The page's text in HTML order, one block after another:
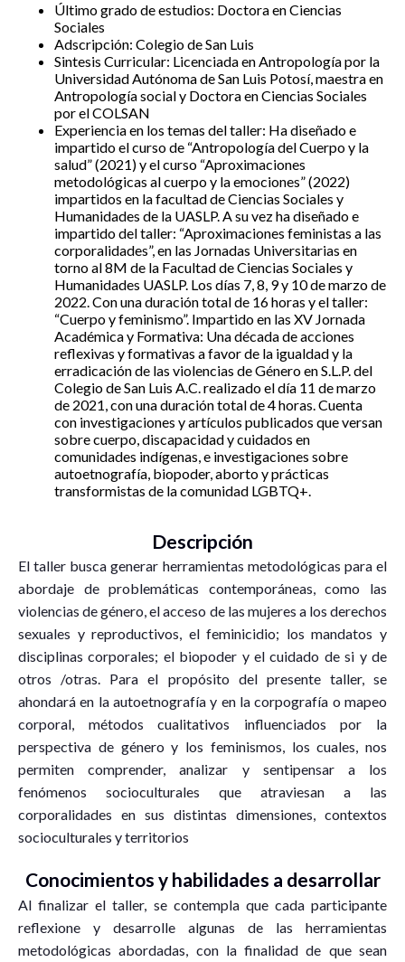
Último grado de estudios: Doctora en Ciencias
Sociales
Adscripción: Colegio de San Luis
Sintesis Curricular: Licenciada en Antropología por la
Universidad Autónoma de San Luis Potosí, maestra en
Antropología social y Doctora en Ciencias Sociales
por el COLSAN
Experiencia en los temas del taller: Ha diseñado e
impartido el curso de “Antropología del Cuerpo y la
salud” (2021) y el curso “Aproximaciones
metodológicas al cuerpo y la emociones” (2022)
impartidos en la facultad de Ciencias Sociales y
Humanidades de la UASLP. A su vez ha diseñado e
impartido del taller: “Aproximaciones feministas a las
corporalidades”, en las Jornadas Universitarias en
torno al 8M de la Facultad de Ciencias Sociales y
Humanidades UASLP. Los días 7, 8, 9 y 10 de marzo de
2022. Con una duración total de 16 horas y el taller:
“Cuerpo y feminismo”. Impartido en las XV Jornada
Académica y Formativa: Una década de acciones
reflexivas y formativas a favor de la igualdad y la
erradicación de las violencias de Género en S.L.P. del
Colegio de San Luis A.C. realizado el día 11 de marzo
de 2021, con una duración total de 4 horas. Cuenta
con investigaciones y artículos publicados que versan
sobre cuerpo, discapacidad y cuidados en
comunidades indígenas, e investigaciones sobre
autoetnografía, biopoder, aborto y prácticas
transformistas de la comunidad LGBTQ+.
Descripción
El taller busca generar herramientas metodológicas para el
abordaje de problemáticas contemporáneas, como las
violencias de género, el acceso de las mujeres a los derechos
sexuales y reproductivos, el feminicidio; los mandatos y
disciplinas corporales; el biopoder y el cuidado de si y de
otros /otras. Para el propósito del presente taller, se
ahondará en la autoetnografía y en la corpografía o mapeo
corporal, métodos cualitativos influenciados por la
perspectiva de género y los feminismos, los cuales, nos
permiten comprender, analizar y sentipensar a los
fenómenos socioculturales que atraviesan a las
corporalidades en sus distintas dimensiones, contextos
socioculturales y territorios
Conocimientos y habilidades a desarrollar
Al finalizar el taller, se contempla que cada participante
reflexione y desarrolle algunas de las herramientas
metodológicas abordadas, con la finalidad de que sean